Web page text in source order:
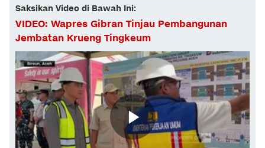
Saksikan Video di Bawah Ini:
VIDEO: Wapres Gibran Tinjau Pembangunan
Jembatan Krueng Tingkeum